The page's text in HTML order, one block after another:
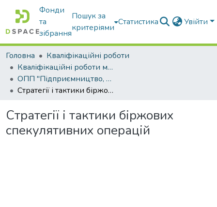
Фонди
та
зібрання
Пошук за
критеріями
Статистика Увійти
Головна
Кваліфікаційні роботи
Кваліфікаційні роботи магістрів
ОПП "Підприємництво, торгівля та біржова діяльність"
Стратегії і тактики біржових спекулятивних операцій
Стратегії і тактики біржових
спекулятивних операцій